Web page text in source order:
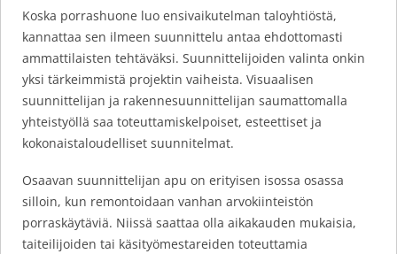
Koska porrashuone luo ensivaikutelman taloyhtiöstä,
kannattaa sen ilmeen suunnittelu antaa ehdottomasti
ammattilaisten tehtäväksi. Suunnittelijoiden valinta onkin
yksi tärkeimmistä projektin vaiheista. Visuaalisen
suunnittelijan ja rakennesuunnittelijan saumattomalla
yhteistyöllä saa toteuttamiskelpoiset, esteettiset ja
kokonaistaloudelliset suunnitelmat.
Osaavan suunnittelijan apu on erityisen isossa osassa
silloin, kun remontoidaan vanhan arvokiinteistön
porraskäytäviä. Niissä saattaa olla aikakauden mukaisia,
taiteilijoiden tai käsityömestareiden toteuttamia